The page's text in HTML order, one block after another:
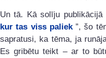
Un tā. Kā solīju publikācijā
kur tas viss paliek ”, šo
sapratusi, ka tēma, ja
Es gribētu teikt – ar to